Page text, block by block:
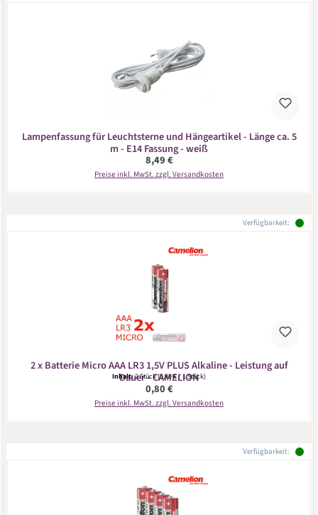
Lampenfassung für Leuchtsterne und Hängeartikel - Länge ca. 5
m - E14 Fassung - weiß
Regulärer Preis:
8,49 €
Preise inkl. MwSt. zzgl. Versandkosten
Verfügbarkeit:
2 x Batterie Micro AAA LR3 1,5V PLUS Alkaline - Leistung auf
Dauer - CAMELION
Inhalt:2 Stück(0,40 € / 1 Stück)
Regulärer Preis:
0,80 €
Preise inkl. MwSt. zzgl. Versandkosten
Verfügbarkeit: